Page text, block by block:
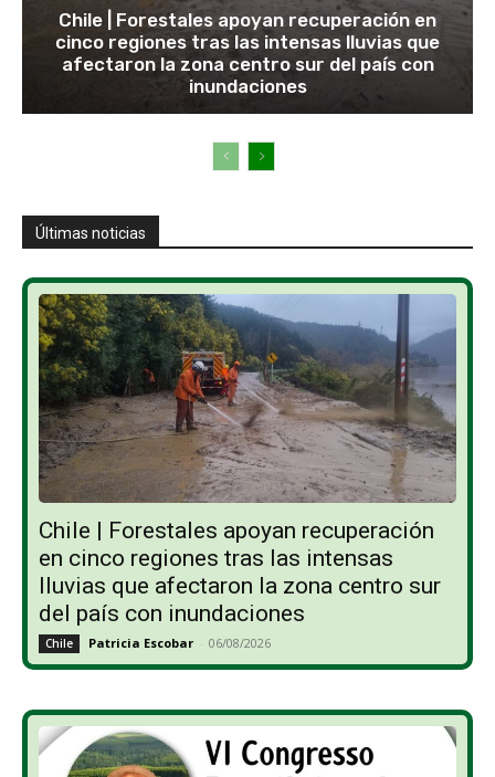
Chile | Forestales apoyan recuperación en
cinco regiones tras las intensas lluvias que
afectaron la zona centro sur del país con
inundaciones
Últimas noticias
Chile | Forestales apoyan recuperación
en cinco regiones tras las intensas
lluvias que afectaron la zona centro sur
del país con inundaciones
Chile Patricia Escobar - 06/08/2026